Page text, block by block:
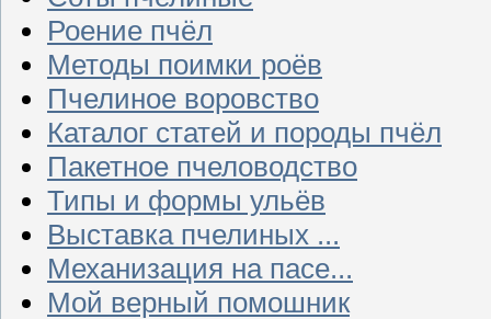
Роение пчёл
Методы поимки роёв
Пчелиное воровство
Каталог статей и породы пчёл
Пакетное пчеловодство
Типы и формы ульёв
Выставка пчелиных ...
Механизация на пасе...
Мой верный помошник